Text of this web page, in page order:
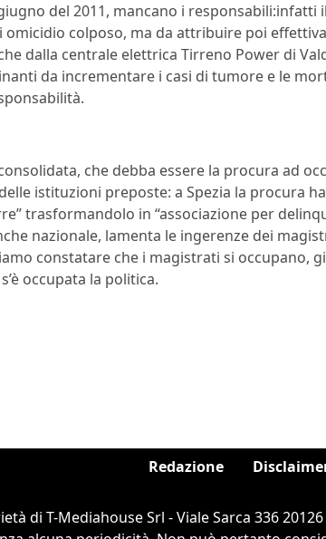
del 2011, mancano i responsabili:infatti
omicidio colposo, ma da attribuire poi
dalla centrale elettrica Tirreno Power di
da incrementare i casi di tumore e le
che debba essere la procura ad
istituzioni preposte: a Spezia la procura
trasformandolo in “associazione per
nazionale, lamenta le ingerenze dei
constatare che i magistrati si occupano,
occupata la politica.
Redazione
di T-Mediahouse Srl - Viale Sarca 336